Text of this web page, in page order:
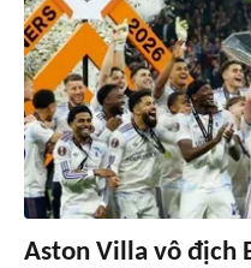
Aston Villa vô địch